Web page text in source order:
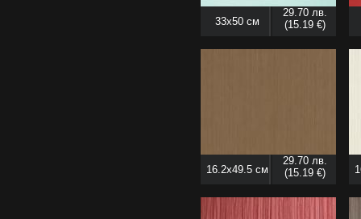
33x50 см
29.70 лв.
(15.19 €)
16.2x49.5 см
29.70 лв.
(15.19 €)